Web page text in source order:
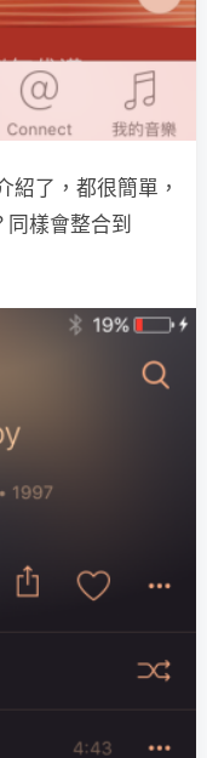
紹了，都很簡單，
樣會整合到